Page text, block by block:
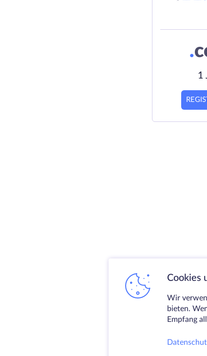
.
1
Cookies
Wir
bieten.
Empfang